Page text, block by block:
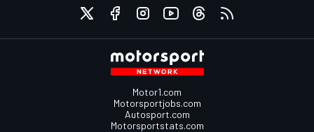
Motor1.com
Motorsportjobs.com
Autosport.com
Motorsportstats.com